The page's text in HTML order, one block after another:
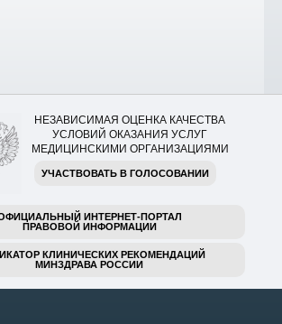
НЕЗАВИСИМАЯ ОЦЕНКА КАЧЕСТВА
УСЛОВИЙ ОКАЗАНИЯ УСЛУГ
МЕДИЦИНСКИМИ ОРГАНИЗАЦИЯМИ
УЧАСТВОВАТЬ В ГОЛОСОВАНИИ
ИНТЕРНЕТ-ПОРТАЛ
ПРАВОВОЙ ИНФОРМАЦИИ
КЛИНИЧЕСКИХ РЕКОМЕНДАЦИЙ
МИНЗДРАВА РОССИИ